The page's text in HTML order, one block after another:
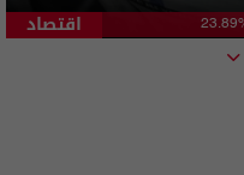
اقتصاد